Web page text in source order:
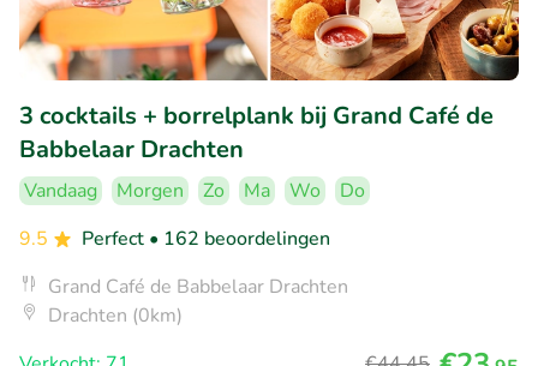
3 cocktails + borrelplank bij Grand Café de
Babbelaar Drachten
Vandaag Morgen Zo Ma Wo
Do
9.5
Perfect • 162 beoordelingen
Grand Café de Babbelaar Drachten
Drachten (0km)